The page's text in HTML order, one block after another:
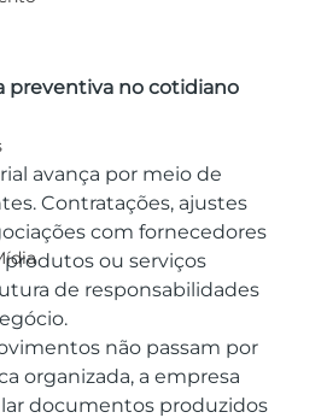
preventiva no cotidiano
avança por meio de
Contratações, ajustes
com fornecedores
produtos ou serviços
de responsabilidades
não passam por
organizada, a empresa
documentos produzidos